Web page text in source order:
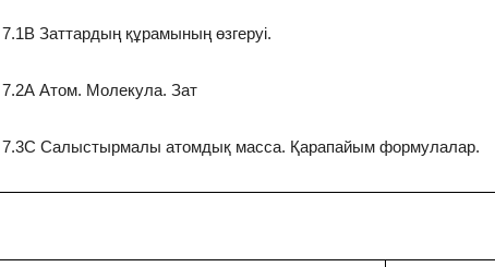
7.1В Заттардың құрамының өзгеруі.
7.2А Атом. Молекула. Зат
7.3С Салыстырмалы атомдық масса. Қарапайым формулалар.